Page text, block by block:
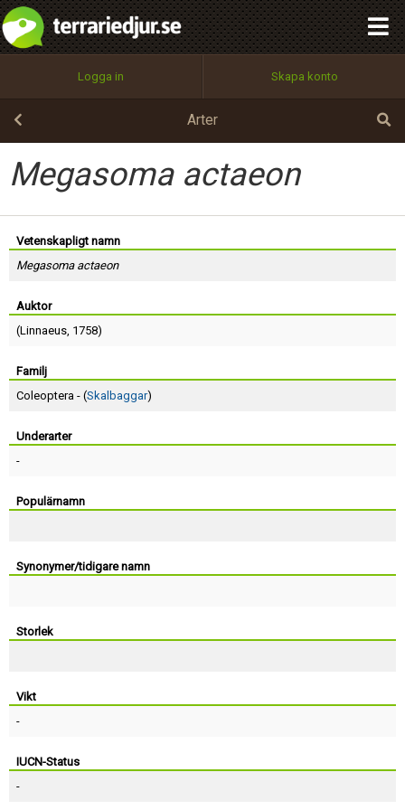
Logga in Skapa konto
Arter
Megasoma actaeon
Vetenskapligt namn
Megasoma actaeon
Auktor
(Linnaeus, 1758)
Familj
Coleoptera - (Skalbaggar)
Underarter
-
Populärnamn
Synonymer/tidigare namn
Storlek
Vikt
-
IUCN-Status
-
Utför
100%
OK
integritetspolicy
Namn:
Epost:
Användarnamn:
Lösenord:
Terms of Service
Begär nytt lösenord
Tillbaka till förstasidan